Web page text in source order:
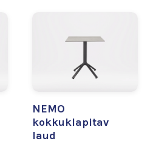
NEMO
kokkuklapitav
laud